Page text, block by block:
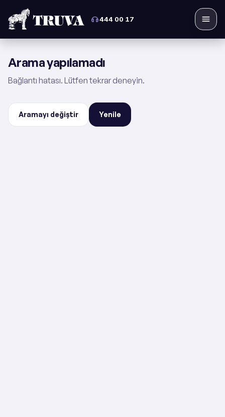
444 00 17
Arama yapılamadı
Bağlantı hatası. Lütfen tekrar deneyin.
Aramayı değiştir Yenile